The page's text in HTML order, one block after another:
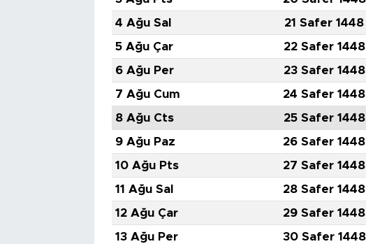
4 Ağu Sal
21 Safer 1448
5 Ağu Çar
22 Safer 1448
6 Ağu Per
23 Safer 1448
7 Ağu Cum
24 Safer 1448
8 Ağu Cts
25 Safer 1448
9 Ağu Paz
26 Safer 1448
10 Ağu Pts
27 Safer 1448
11 Ağu Sal
28 Safer 1448
12 Ağu Çar
29 Safer 1448
13 Ağu Per
30 Safer 1448